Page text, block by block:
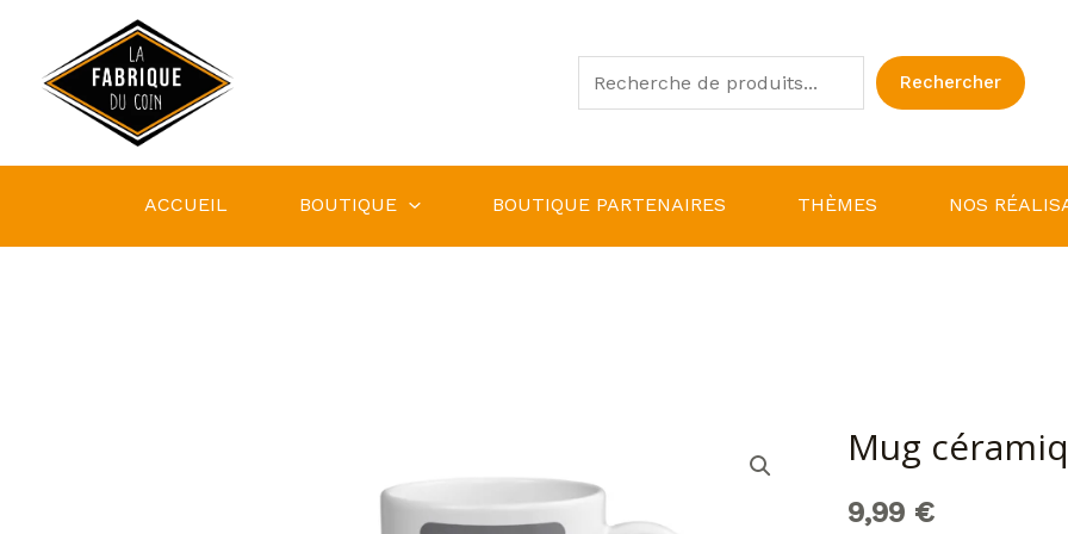
contenu
Rechercher
ACCUEIL BOUTIQUE BOUTIQUE PARTENAIRES THÈMES NOS
Mug
9,99 €
quantité
Mug